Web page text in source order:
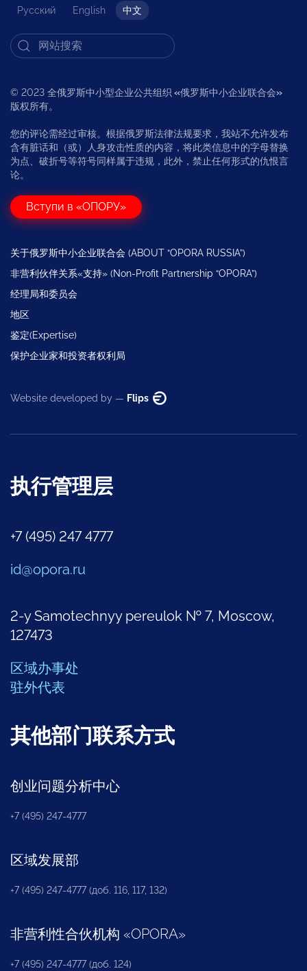
Русский English 中文
© 2023 全俄罗斯中小型企业公共组织 «俄罗斯中小企业联合会»
版权所有。
您的评论需经过审核。根据俄罗斯法律法规要求，我站不允许发布
含有脏话和（或）人身攻击性质的内容，将此类信息中的字母替换
为点、破折号等符号同样属于违规，此外，禁止任何形式的仇恨言
论。
Вступи в «ОПОРУ»
关于俄罗斯中小企业联合会 (ABOUT “OPORA RUSSIA”)
非营利伙伴关系«支持» (Non-Profit Partnership “OPORA”)
经理局和委员会
地区
鉴定(Expertise)
保护企业家和投资者权利局
Website developed by — Flips
执行管理层
+7 (495) 247 4777
id@opora.ru
2-y Samotechnyy pereulok № 7, Moscow,
127473
区域办事处
驻外代表
其他部门联系方式
创业问题分析中心
+7 (495) 247-4777
区域发展部
+7 (495) 247-4777 (доб. 116, 117, 132)
非营利性合伙机构 «OPORA»
+7 (495) 247-4777 (доб. 124)